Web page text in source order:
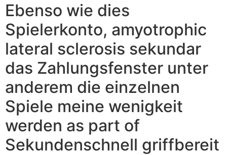
Ebenso wie dies
Spielerkonto, amyotrophic
lateral sclerosis sekundar
das Zahlungsfenster unter
anderem die einzelnen
Spiele meine wenigkeit
werden as part of
Sekundenschnell griffbereit